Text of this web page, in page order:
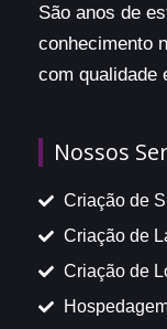
São anos de
conhecimento
com qualidade
Nossos
Criação de
Criação de
Criação de